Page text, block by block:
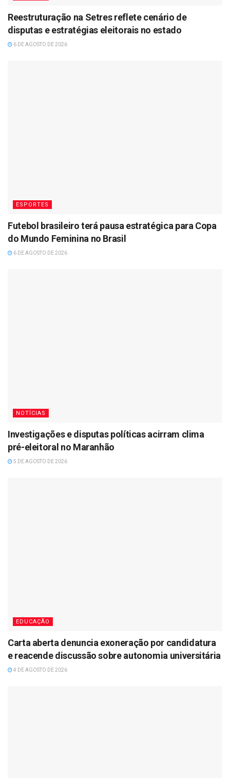
Reestruturação na Setres reflete cenário de
disputas e estratégias eleitorais no estado
6 DE AGOSTO DE 2026
ESPORTES
Futebol brasileiro terá pausa estratégica para Copa
do Mundo Feminina no Brasil
6 DE AGOSTO DE 2026
NOTÍCIAS
Investigações e disputas políticas acirram clima
pré-eleitoral no Maranhão
5 DE AGOSTO DE 2026
EDUCAÇÃO
Carta aberta denuncia exoneração por candidatura
e reacende discussão sobre autonomia universitária
4 DE AGOSTO DE 2026